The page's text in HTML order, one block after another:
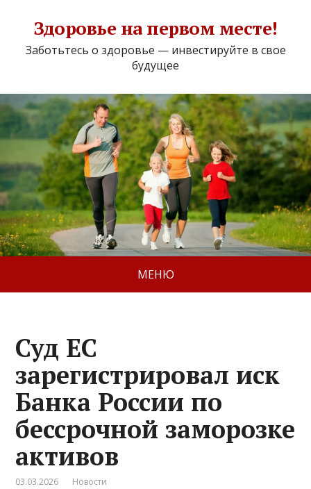
Здоровье на первом месте!
Заботьтесь о здоровье — инвестируйте в свое
будущее
МЕНЮ
Суд ЕС
зарегистрировал иск
Банка России по
бессрочной заморозке
активов
03.03.2026 Новости